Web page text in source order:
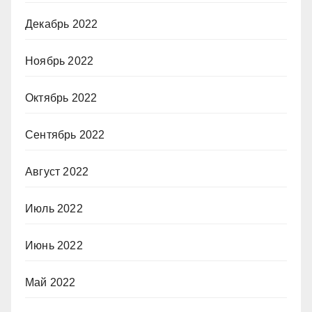
Декабрь 2022
Ноябрь 2022
Октябрь 2022
Сентябрь 2022
Август 2022
Июль 2022
Июнь 2022
Май 2022